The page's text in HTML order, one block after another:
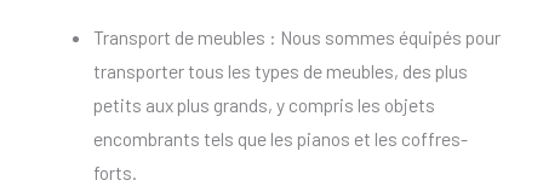
Transport de meubles : Nous sommes équipés pour
transporter tous les types de meubles, des plus
petits aux plus grands, y compris les objets
encombrants tels que les pianos et les coffres-
forts.